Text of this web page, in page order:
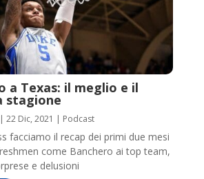
a Texas: il meglio e il
stagione
| 22 Dic, 2021 | Podcast
facciamo il recap dei primi due mesi
come Banchero ai top team,
e delusioni